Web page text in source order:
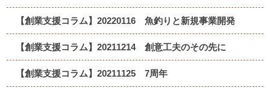
【創業支援コラム】20220116 魚釣りと新規事業開発
【創業支援コラム】20211214 創意工夫のその先に
【創業支援コラム】20211125 7周年